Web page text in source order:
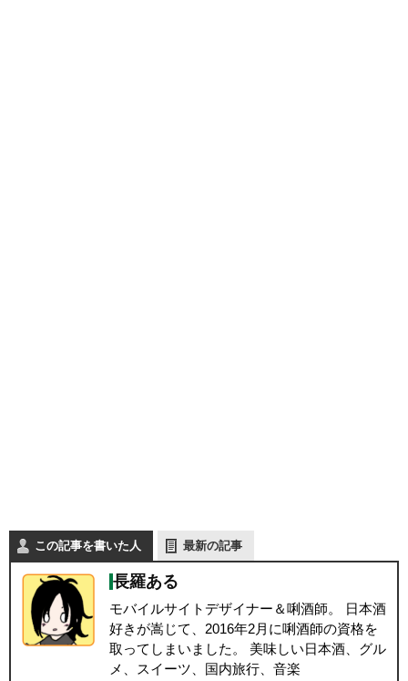
この記事を書いた人 最新の記事
長羅ある
モバイルサイトデザイナー＆唎酒師。 日本酒
好きが嵩じて、2016年2月に唎酒師の資格を
取ってしまいました。 美味しい日本酒、グル
メ、スイーツ、国内旅行、音楽